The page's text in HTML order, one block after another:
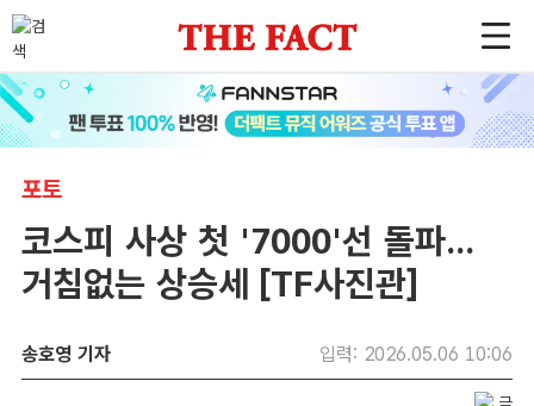
포토
코스피 사상 첫 '7000'선 돌파...
거침없는 상승세 [TF사진관]
송호영 기자 입력: 2026.05.06 10:06